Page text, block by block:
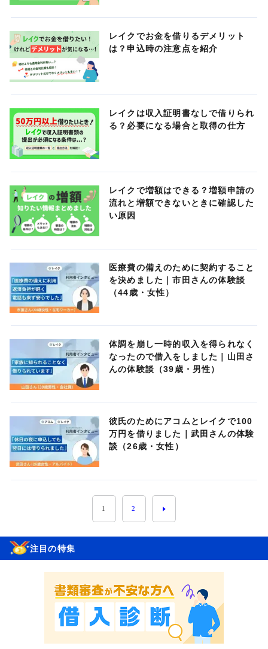
レイクでお金を借りるデメリット
は？申込時の注意点を紹介
レイクは収入証明書なしで借りられ
る？必要になる場合と取得の仕方
レイクで増額はできる？増額申請の
流れと増額できないときに確認した
い原因
医療費の備えのために契約すること
を決めました｜市田さんの体験談
（44歳・女性）
体調を崩し一時的収入を得られなく
なったので借入をしました｜山田さ
んの体験談（39歳・男性）
彼氏のためにアコムとレイクで100
万円を借りました｜武田さんの体験
談（26歳・女性）
1 2
注目の特集